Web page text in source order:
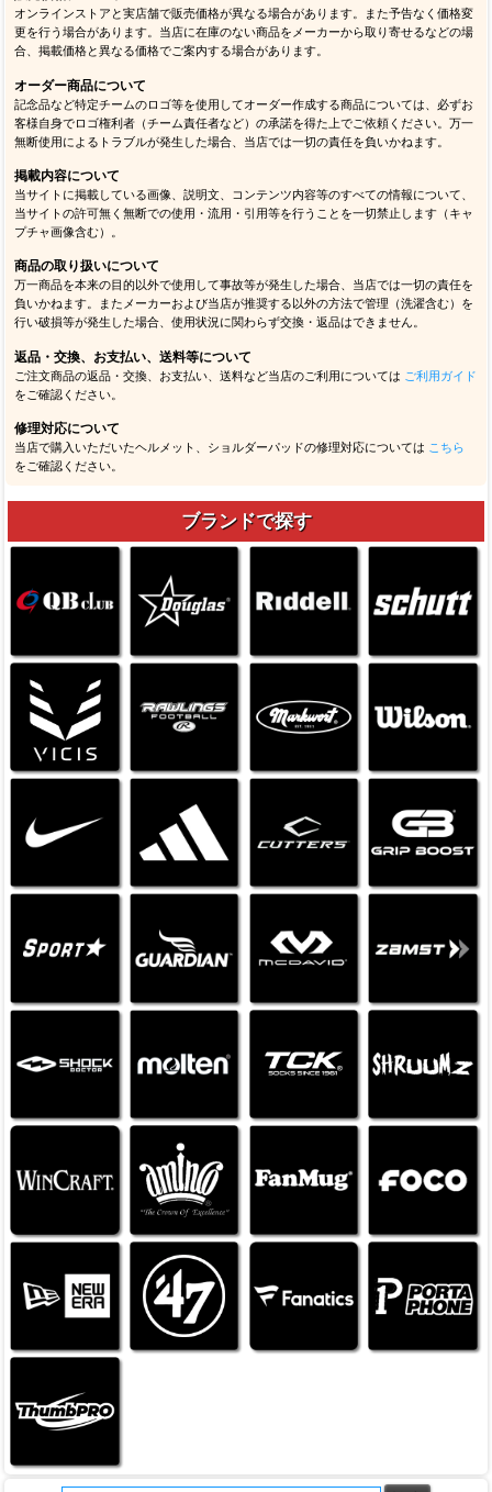
オンラインストアと実店舗で販売価格が異なる場合があります。また予告なく価格変
更を行う場合があります。当店に在庫のない商品をメーカーから取り寄せるなどの場
合、掲載価格と異なる価格でご案内する場合があります。
オーダー商品について
記念品など特定チームのロゴ等を使用してオーダー作成する商品については、必ずお
客様自身でロゴ権利者（チーム責任者など）の承諾を得た上でご依頼ください。万一
無断使用によるトラブルが発生した場合、当店では一切の責任を負いかねます。
掲載内容について
当サイトに掲載している画像、説明文、コンテンツ内容等のすべての情報について、
当サイトの許可無く無断での使用・流用・引用等を行うことを一切禁止します（キャ
プチャ画像含む）。
商品の取り扱いについて
万一商品を本来の目的以外で使用して事故等が発生した場合、当店では一切の責任を
負いかねます。またメーカーおよび当店が推奨する以外の方法で管理（洗濯含む）を
行い破損等が発生した場合、使用状況に関わらず交換・返品はできません。
返品・交換、お支払い、送料等について
ご注文商品の返品・交換、お支払い、送料など当店のご利用については ご利用ガイド
をご確認ください。
修理対応について
当店で購入いただいたヘルメット、ショルダーパッドの修理対応については こちら
をご確認ください。
ブランドで探す